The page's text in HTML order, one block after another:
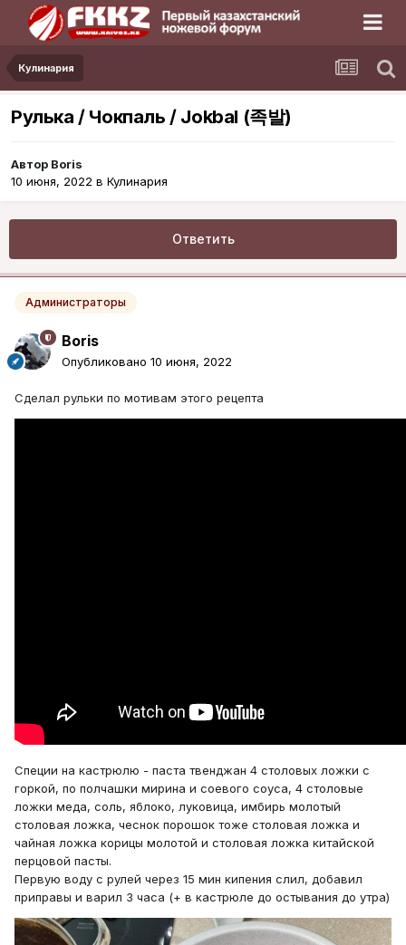
Кулинария
Рулька / Чокпаль / Jokbal (족발)
Автор Boris
10 июня, 2022 в Кулинария
Ответить
Администраторы
Boris
Опубликовано 10 июня, 2022
Сделал рульки по мотивам этого рецепта
Специи на кастрюлю - паста твенджан 4 столовых ложки с
горкой, по полчашки мирина и соевого соуса, 4 столовые
ложки меда, соль, яблоко, луковица, имбирь молотый
столовая ложка, чеснок порошок тоже столовая ложка и
чайная ложка корицы молотой и столовая ложка китайской
перцовой пасты.
Первую воду с рулей через 15 мин кипения слил, добавил
приправы и варил 3 часа (+ в кастрюле до остывания до утра)